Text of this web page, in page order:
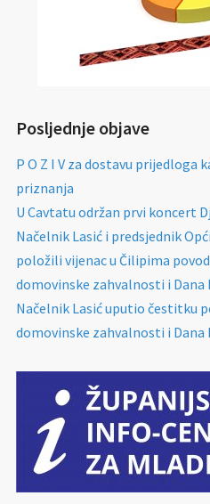
Posljednje objave
P O Z I V za dostavu prijedloga
priznanja
U Cavtatu održan prvi koncert
Načelnik Lasić i predsjednik
položili vijenac u Čilipima
domovinske zahvalnosti i
Načelnik Lasić uputio čestitku
domovinske zahvalnosti i